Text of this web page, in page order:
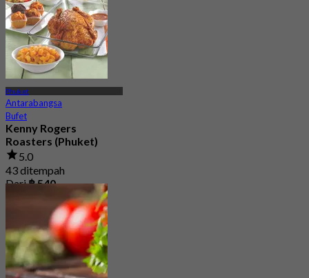
Phuket
Antarabangsa
Bufet
Kenny Rogers
Roasters (Phuket)
5.0
43 ditempah
Dari฿ 540